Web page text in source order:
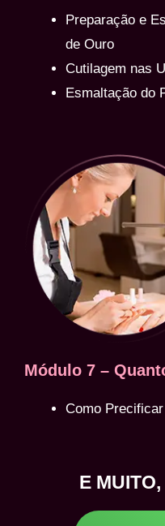
Preparação e
de Ouro
Cutilagem nas
Esmaltação do
Módulo 7 –
Como
E